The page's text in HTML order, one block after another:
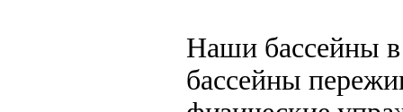
Наши бассейны
бассейны